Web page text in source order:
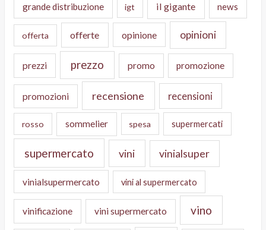
grande distribuzione igt il gigante news
offerta offerte opinione opinioni
prezzi prezzo promo promozione
promozioni recensione recensioni
rosso sommelier spesa supermercati
supermercato vini vinialsuper
vinialsupermercato vini al supermercato
vinificazione vini supermercato vino